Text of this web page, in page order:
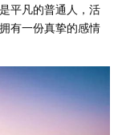
平凡的普通人，活
有一份真挚的感情